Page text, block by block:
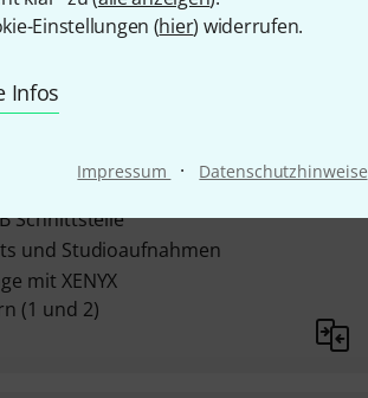
Einstellungen (hier) widerrufen.
Infos
Impressum · Datenschutzhinweise
LEDs
Schnittstelle
und Studioaufnahmen
mit XENYX
(1 und 2)